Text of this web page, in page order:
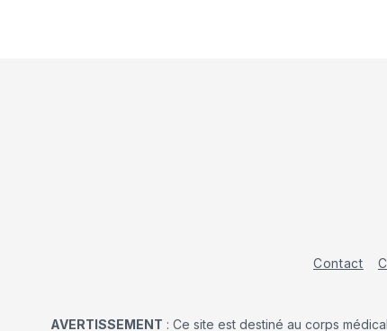
Contact
AVERTISSEMENT : Ce site est destiné au corps